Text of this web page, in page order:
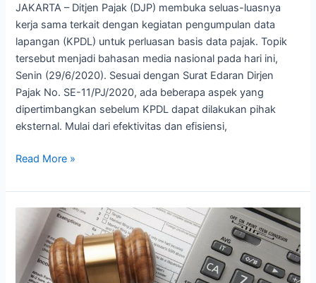
JAKARTA – Ditjen Pajak (DJP) membuka seluas-luasnya
kerja sama terkait dengan kegiatan pengumpulan data
lapangan (KPDL) untuk perluasan basis data pajak. Topik
tersebut menjadi bahasan media nasional pada hari ini,
Senin (29/6/2020). Sesuai dengan Surat Edaran Dirjen
Pajak No. SE-11/PJ/2020, ada beberapa aspek yang
dipertimbangkan sebelum KPDL dapat dilakukan pihak
eksternal. Mulai dari efektivitas dan efisiensi,
Read More »
Pemberian
Insentif
Berlanjut,
Setoran